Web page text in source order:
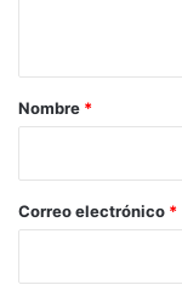
r
*
Nombre *
Correo electrónico *